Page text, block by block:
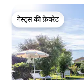
गेस्ट्स की फ़ेवरेट
गेस्ट्स की फ़ेवरेट